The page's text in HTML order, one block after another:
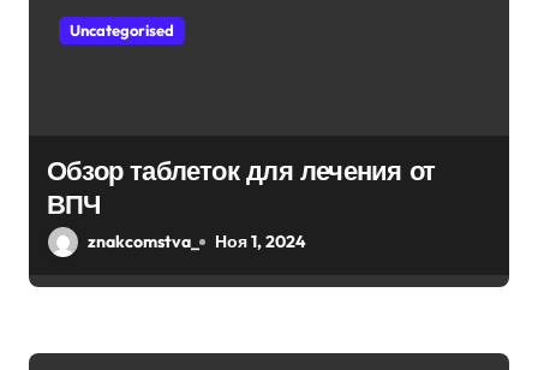
Uncategorised
Обзор таблеток для лечения от
ВПЧ
znakcomstva_ Ноя 1, 2024